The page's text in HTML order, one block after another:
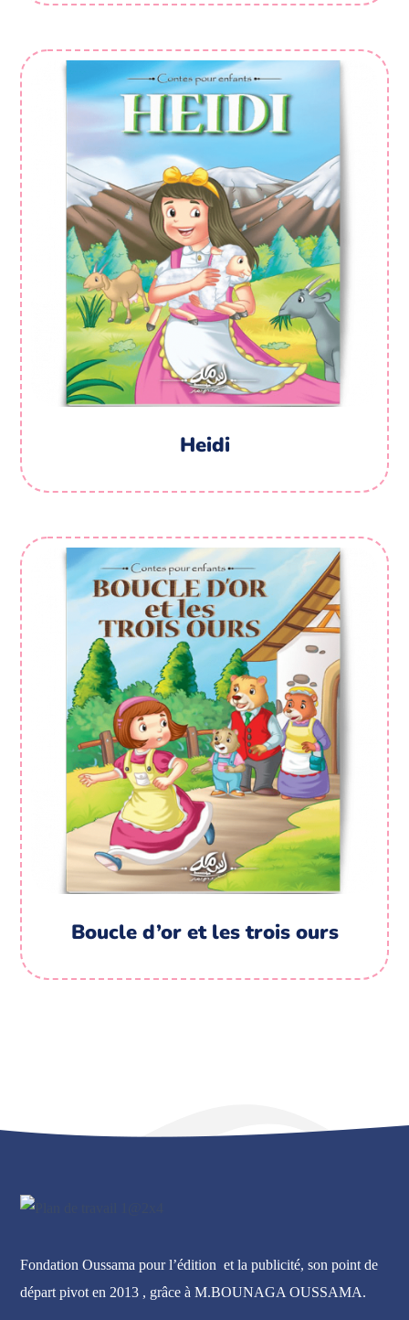
Heidi
Boucle d’or et les trois ours
Fondation Oussama pour l’édition et la publicité, son point de
départ pivot en 2013 , grâce à M.BOUNAGA OUSSAMA.